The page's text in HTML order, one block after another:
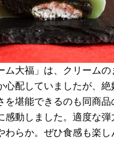
ム大福」は、クリーム
心配していましたが、
を堪能できるのも同商品
感動しました。適度な弾
らか。ぜひ食感も楽し